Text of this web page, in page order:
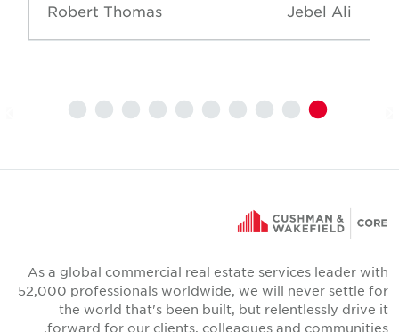
Jebel Ali
Robert Thomas
As a global commercial real estate services leader with
52,000 professionals worldwide, we will never settle for
the world that's been built, but relentlessly drive it
forward for our clients, colleagues and communities.